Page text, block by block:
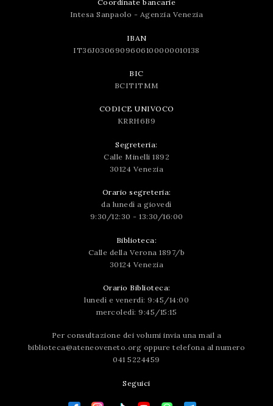
Coordinate bancarie
Intesa Sanpaolo - Agenzia Venezia
IBAN
IT36J0306909606100000010138
BIC
BCITITMM
CODICE UNIVOCO
KRRH6B9
Segreteria:
Calle Minelli 1892
30124 Venezia
Orario segreteria:
da lunedì a giovedì
9:30/12:30 - 13:30/16:00
Biblioteca:
Calle della Verona 1897/b
30124 Venezia
Orario Biblioteca:
lunedì e venerdì: 9:45/14:00
mercoledì: 9:45/15:15
Per consultazione dei volumi invia una mail a
biblioteca@ateneoveneto.org oppure telefona al numero
041 5224459
Seguici